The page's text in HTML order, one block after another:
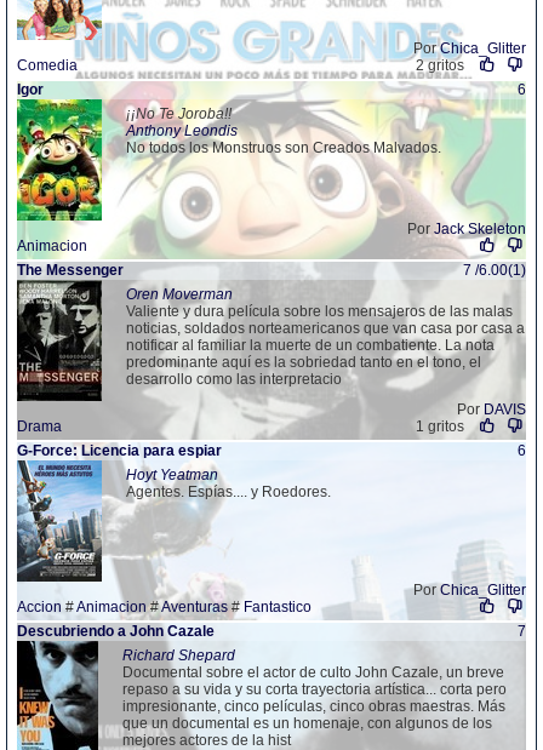
PorChica_Glitter
Comedia
2 gritos
Igor
6
¡¡No Te Joroba!!
Anthony Leondis
No todos los Monstruos son Creados Malvados.
Por Jack Skeleton
Animacion
The Messenger
7 /6.00(1)
Oren Moverman
Valiente y dura película sobre los mensajeros de las malas
noticias, soldados norteamericanos que van casa por casa a
notificar al familiar la muerte de un combatiente. La nota
predominante aquí es la sobriedad tanto en el tono, el
desarrollo como las interpretacio
Por DAVIS
Drama
1 gritos
G-Force: Licencia para espiar
6
Hoyt Yeatman
Agentes. Espías.... y Roedores.
Por Chica_Glitter
Accion #Animacion#Aventuras # Fantastico
Descubriendo a John Cazale
7
Richard Shepard
Documental sobre el actor de culto John Cazale, un breve
repaso a su vida y su corta trayectoria artística... corta pero
impresionante, cinco películas, cinco obras maestras. Más
que un documental es un homenaje, con algunos de los
mejores actores de la hist